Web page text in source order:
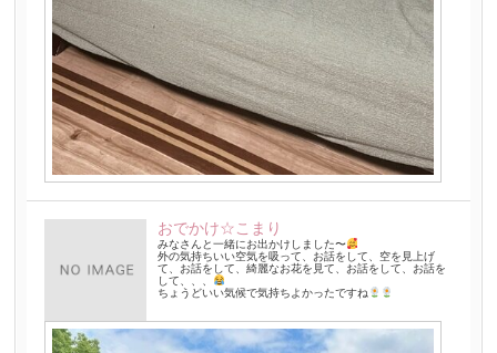
おでかけ☆こまり
みなさんと一緒にお出かけしました〜
外の気持ちいい空気を吸って、お話をして、空を見上げ
て、お話をして、綺麗なお花を見て、お話をして、お話を
して、、、
ちょうどいい気候で気持ちよかったですね